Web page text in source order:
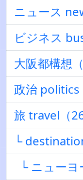
ニュース
ビジネス
大阪都構想（
政治 politics
旅 travel（
└
└ ニューヨ